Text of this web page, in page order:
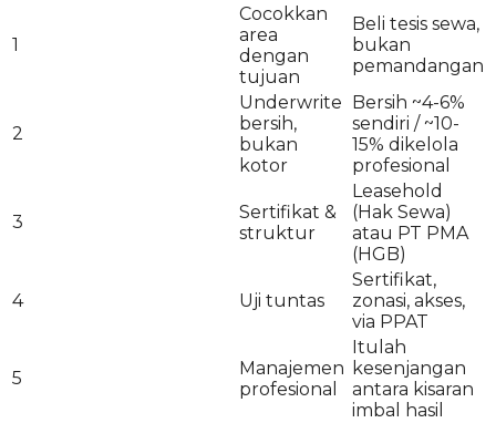
1
Cocokkan
area
dengan
tujuan
Beli tesis sewa,
bukan
pemandangan
2
Underwrite
bersih,
bukan
kotor
Bersih ~4-6%
sendiri / ~10-
15% dikelola
profesional
3
Sertifikat &
struktur
Leasehold
(Hak Sewa)
atau PT PMA
(HGB)
4 Uji tuntas
Sertifikat,
zonasi, akses,
via PPAT
5
Manajemen
profesional
Itulah
kesenjangan
antara kisaran
imbal hasil